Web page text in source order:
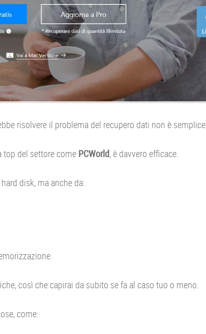
risolvere il problema del recupero dati non è semplice.
top del settore come PCWorld, è davvero efficace.
disk, ma anche da:
così che capirai da subito se fa al caso tuo o meno.
come: